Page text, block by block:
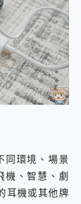
同環境、場景
機、智慧、劇
耳機或其他牌